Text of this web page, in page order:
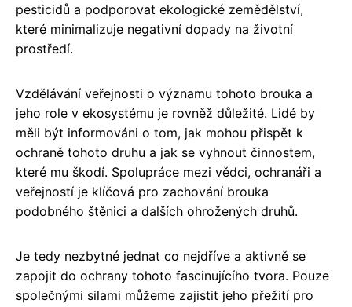
pesticidů a podporovat ekologické zemědělství,
které minimalizuje negativní dopady na životní
prostředí.
Vzdělávání veřejnosti o významu tohoto brouka a
jeho role v ekosystému je rovněž důležité. Lidé by
měli být informováni o tom, jak mohou přispět k
ochraně tohoto druhu a jak se vyhnout činnostem,
které mu škodí. Spolupráce mezi vědci, ochranáři a
veřejností je klíčová pro zachování brouka
podobného štěnici a dalších ohrožených druhů.
Je tedy nezbytné jednat co nejdříve a aktivně se
zapojit do ochrany tohoto fascinujícího tvora. Pouze
společnými silami můžeme zajistit jeho přežití pro